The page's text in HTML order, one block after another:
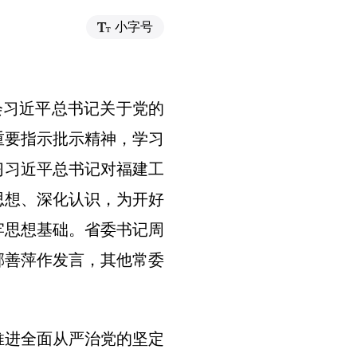
小字号
近平总书记关于党的
指示批示精神，学习
近平总书记对福建工
、深化认识，为开好
想基础。省委书记周
萍作发言，其他常委
全面从严治党的坚定